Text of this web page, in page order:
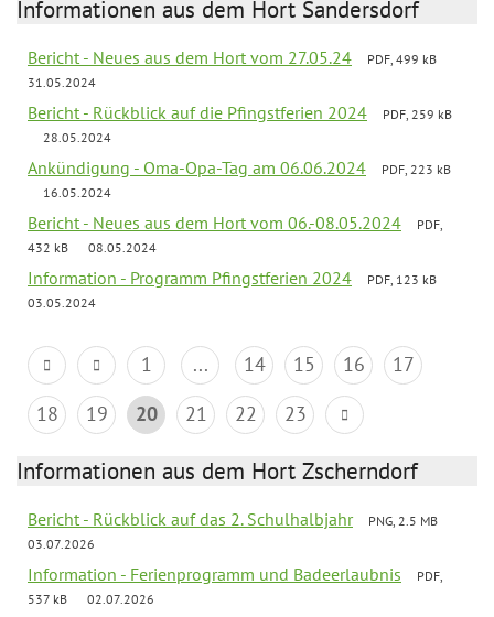
Informationen aus dem Hort Sandersdorf
Bericht - Neues aus dem Hort vom 27.05.24
PDF, 499 kB
31.05.2024
Bericht - Rückblick auf die Pfingstferien 2024
PDF, 259 kB
28.05.2024
Ankündigung - Oma-Opa-Tag am 06.06.2024
PDF, 223 kB
16.05.2024
Bericht - Neues aus dem Hort vom 06.-08.05.2024
PDF,
432 kB
08.05.2024
Information - Programm Pfingstferien 2024
PDF, 123 kB
03.05.2024
1 ... 14 15 16
17
18
19 20 21 22 23
Informationen aus dem Hort Zscherndorf
Bericht - Rückblick auf das 2. Schulhalbjahr
PNG, 2.5 MB
03.07.2026
Information - Ferienprogramm und Badeerlaubnis
PDF,
537 kB
02.07.2026